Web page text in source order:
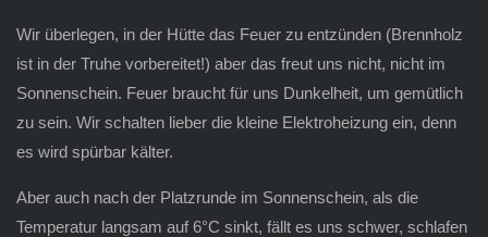
Wir überlegen, in der Hütte das Feuer zu entzünden (Brennholz
ist in der Truhe vorbereitet!) aber das freut uns nicht, nicht im
Sonnenschein. Feuer braucht für uns Dunkelheit, um gemütlich
zu sein. Wir schalten lieber die kleine Elektroheizung ein, denn
es wird spürbar kälter.
Aber auch nach der Platzrunde im Sonnenschein, als die
Temperatur langsam auf 6°C sinkt, fällt es uns schwer, schlafen